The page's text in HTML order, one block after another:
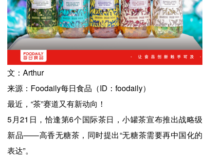
文：Arthur
来源：Foodaily每日食品（ID：foodaily）
最近，“茶”赛道又有新动向！
5月21日，恰逢第6个国际茶日，小罐茶宣布推出战略级
新品——高香无糖茶，同时提出“无糖茶需要再中国化的
表达”。